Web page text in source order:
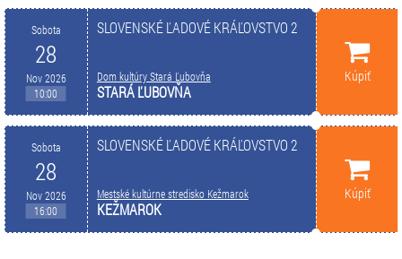
Sobota
28
Nov 2026
10:00
SLOVENSKÉ ĽADOVÉ KRÁĽOVSTVO 2
Dom kultúry Stará Ľubovňa
STARÁ ĽUBOVŇA
Kúpiť
Sobota
28
Nov 2026
16:00
SLOVENSKÉ ĽADOVÉ KRÁĽOVSTVO 2
Mestské kultúrne stredisko Kežmarok
KEŽMAROK
Kúpiť